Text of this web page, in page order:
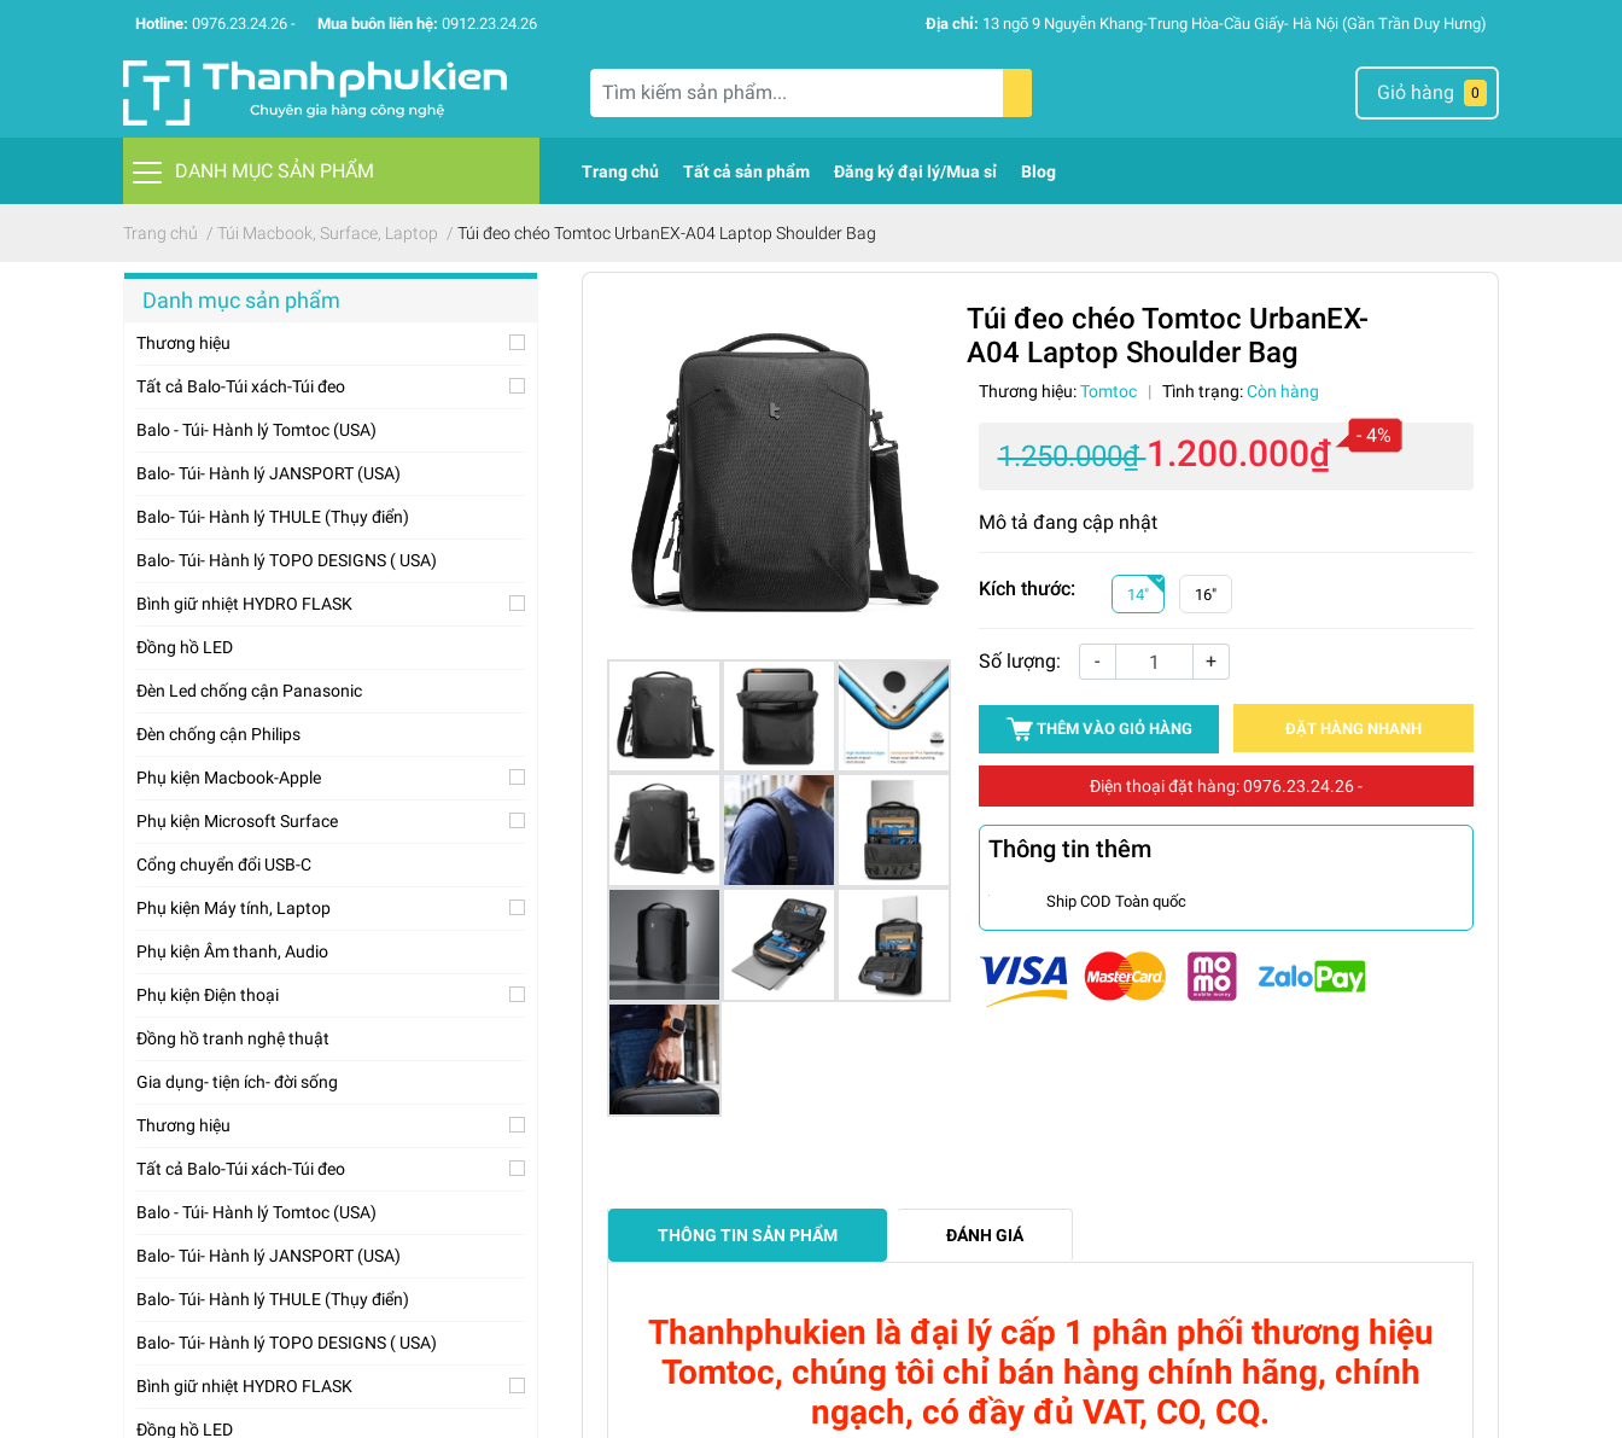
Hotline: 0976.23.24.26 - Mua buôn liên hệ: 0912.23.24.26 Địa chỉ: 13 ngõ 9 Nguyễn Khang-Trung Hòa-Cầu Giấy- Hà Nội (Gần Trần Duy Hưng)
Giỏ hàng 0
DANH MỤC SẢN PHẨM Trang chủ Tất cả sản phẩm Đăng ký đại lý/Mua sỉ Blog
Trang chủ / Túi Macbook, Surface, Laptop / Túi đeo chéo Tomtoc UrbanEX-A04 Laptop Shoulder Bag
Túi đeo chéo Tomtoc UrbanEX-
A04 Laptop Shoulder Bag
Thương hiệu:Tomtoc | Tình trạng:Còn hàng
1.250.000₫1.200.000₫ - 4%
Mô tả đang cập nhật
Kích thước: 14" 16"
Số lượng: - +
THÊM VÀO GIỎ HÀNG ĐẶT HÀNG NHANH
Điện thoại đặt hàng:0976.23.24.26-
Thông tin thêm
Ship COD Toàn quốc
THÔNG TIN SẢN PHẨM ĐÁNH GIÁ
Thanhphukien là đại lý cấp 1 phân phối thương hiệu
Tomtoc, chúng tôi chỉ bán hàng chính hãng, chính
ngạch, có đầy đủ VAT, CO, CQ.
Danh mục sản phẩm
Thương hiệu
Tất cả Balo-Túi xách-Túi đeo
Balo - Túi- Hành lý Tomtoc (USA)
Balo- Túi- Hành lý JANSPORT (USA)
Balo- Túi- Hành lý THULE (Thụy điển)
Balo- Túi- Hành lý TOPO DESIGNS ( USA)
Bình giữ nhiệt HYDRO FLASK
Đồng hồ LED
Đèn Led chống cận Panasonic
Đèn chống cận Philips
Phụ kiện Macbook-Apple
Phụ kiện Microsoft Surface
Cổng chuyển đổi USB-C
Phụ kiện Máy tính, Laptop
Phụ kiện Âm thanh, Audio
Phụ kiện Điện thoại
Đồng hồ tranh nghệ thuật
Gia dụng- tiện ích- đời sống
Thương hiệu
Tất cả Balo-Túi xách-Túi đeo
Balo - Túi- Hành lý Tomtoc (USA)
Balo- Túi- Hành lý JANSPORT (USA)
Balo- Túi- Hành lý THULE (Thụy điển)
Balo- Túi- Hành lý TOPO DESIGNS ( USA)
Bình giữ nhiệt HYDRO FLASK
Đồng hồ LED